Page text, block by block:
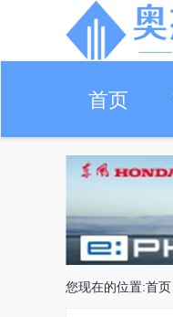
首页
您现在的位置:首页